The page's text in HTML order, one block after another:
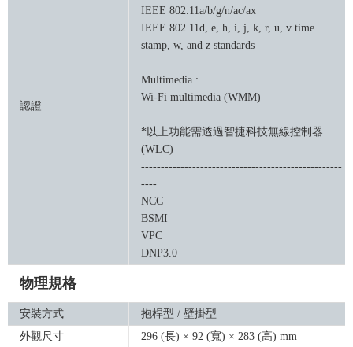
認證
IEEE 802.11a/b/g/n/ac/ax
IEEE 802.11d, e, h, i, j, k, r, u, v time
stamp, w, and z standards
Multimedia :
Wi-Fi multimedia (WMM)
*以上功能需透過智捷科技無線控制器
(WLC)
---------------------------------------------------
----
NCC
BSMI
VPC
DNP3.0
物理規格
安裝方式
抱桿型 / 壁掛型
外觀尺寸
296 (長) × 92 (寬) × 283 (高) mm